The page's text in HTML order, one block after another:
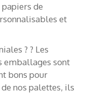
de
et
? ? Les
emballages sont
bons pour
nos palettes, ils